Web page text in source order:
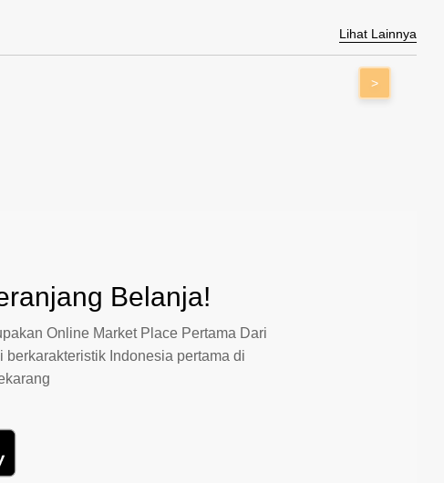
Lihat Lainnya
>
Belanja!
Online Market Place Pertama Dari
berkarakteristik Indonesia pertama di